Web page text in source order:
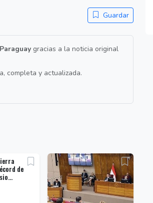
Guardar
gracias a la noticia original
completa y actualizada.
de